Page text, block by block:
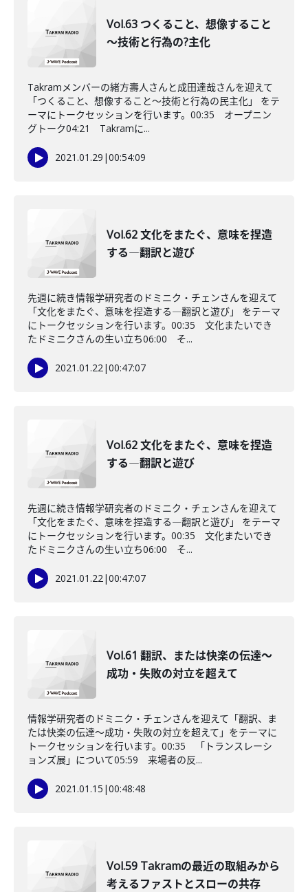
Vol.63 つくること、想像すること
～技術と行為の?主化
Takramメンバーの緒方壽人さんと成田達哉さんを迎えて
「つくること、想像すること～技術と行為の民主化」 をテ
ーマにトークセッションを行います。00:35 オープニン
グトーク04:21 Takramに...
2021.01.29 |00:54:09
Vol.62 文化をまたぐ、意味を捏造
する―翻訳と遊び
先週に続き情報学研究者のドミニク・チェンさんを迎えて
「文化をまたぐ、意味を捏造する―翻訳と遊び」 をテーマ
にトークセッションを行います。00:35 文化またいでき
たドミニクさんの生い立ち06:00 そ...
2021.01.22|00:47:07
Vol.62 文化をまたぐ、意味を捏造
する―翻訳と遊び
先週に続き情報学研究者のドミニク・チェンさんを迎えて
「文化をまたぐ、意味を捏造する―翻訳と遊び」 をテーマ
にトークセッションを行います。00:35 文化またいでき
たドミニクさんの生い立ち06:00 そ...
2021.01.22|00:47:07
Vol.61 翻訳、または快楽の伝達〜
成功・失敗の対立を超えて
情報学研究者のドミニク・チェンさんを迎えて「翻訳、ま
たは快楽の伝達〜成功・失敗の対立を超えて」をテーマに
トークセッションを行います。00:35 「トランスレーシ
ョンズ展」について05:59 来場者の反...
2021.01.15 |00:48:48
Vol.59 Takramの最近の取組みから
考えるファストとスローの共存